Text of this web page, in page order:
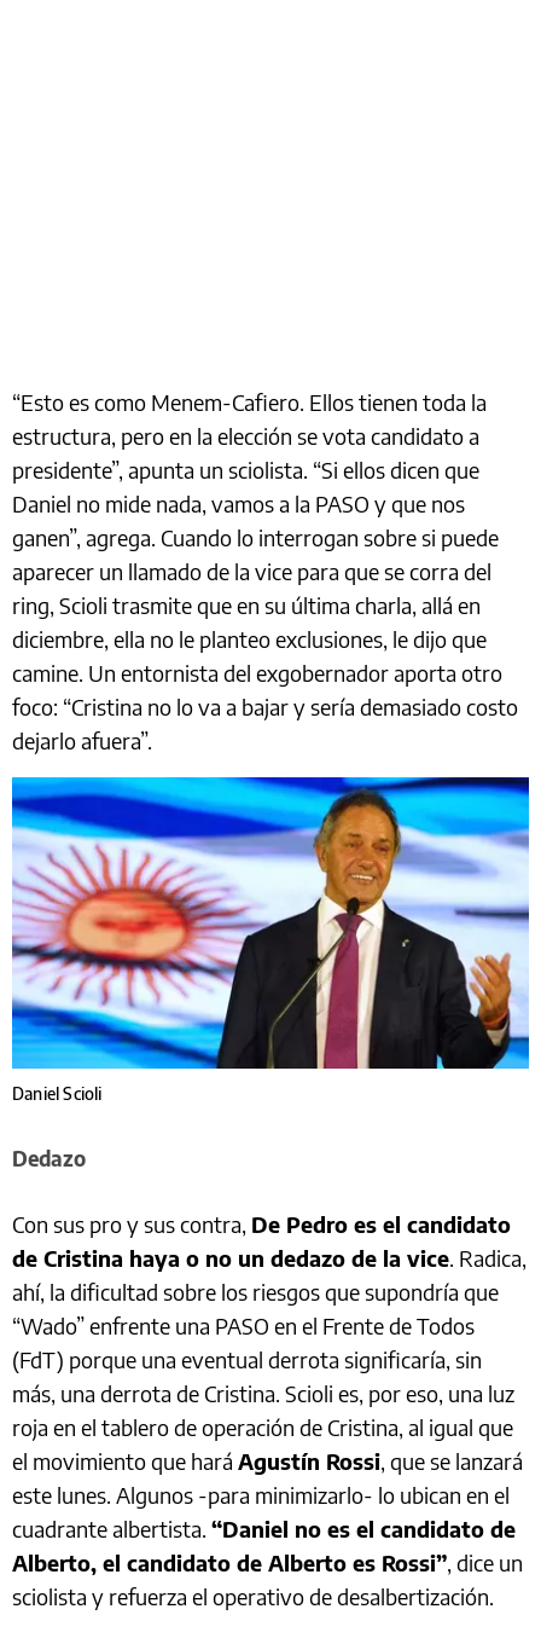
“Esto es como Menem-Cafiero. Ellos tienen toda la
estructura, pero en la elección se vota candidato a
presidente”, apunta un sciolista. “Si ellos dicen que
Daniel no mide nada, vamos a la PASO y que nos
ganen”, agrega. Cuando lo interrogan sobre si puede
aparecer un llamado de la vice para que se corra del
ring, Scioli trasmite que en su última charla, allá en
diciembre, ella no le planteo exclusiones, le dijo que
camine. Un entornista del exgobernador aporta otro
foco: “Cristina no lo va a bajar y sería demasiado costo
dejarlo afuera”.
Daniel Scioli
Dedazo
Con sus pro y sus contra, De Pedro es el candidato
de Cristina haya o no un dedazo de la vice. Radica,
ahí, la dificultad sobre los riesgos que supondría que
“Wado” enfrente una PASO en el Frente de Todos
(FdT) porque una eventual derrota significaría, sin
más, una derrota de Cristina. Scioli es, por eso, una luz
roja en el tablero de operación de Cristina, al igual que
el movimiento que hará Agustín Rossi, que se lanzará
este lunes. Algunos -para minimizarlo- lo ubican en el
cuadrante albertista. “Daniel no es el candidato de
Alberto, el candidato de Alberto es Rossi”, dice un
sciolista y refuerza el operativo de desalbertización.